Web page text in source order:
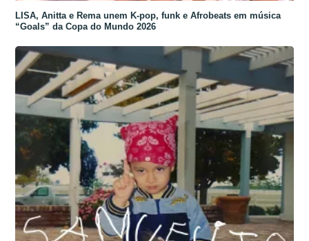
LISA, Anitta e Rema unem K-pop, funk e Afrobeats em música
“Goals” da Copa do Mundo 2026